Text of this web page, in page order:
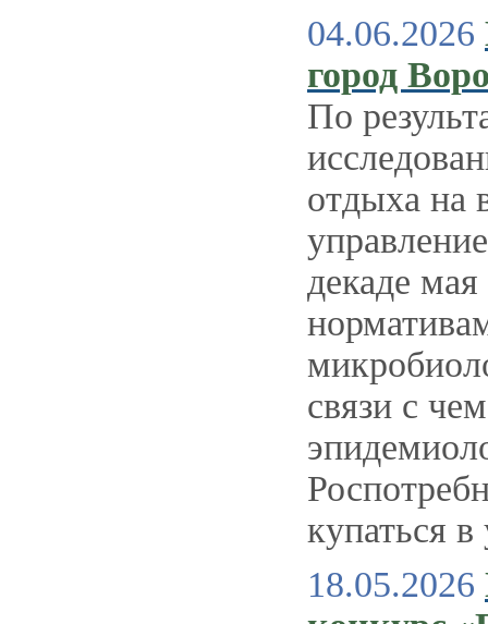
04.06.2026
город
По
отдыха на
декаде
связи с
купаться
18.05.2026